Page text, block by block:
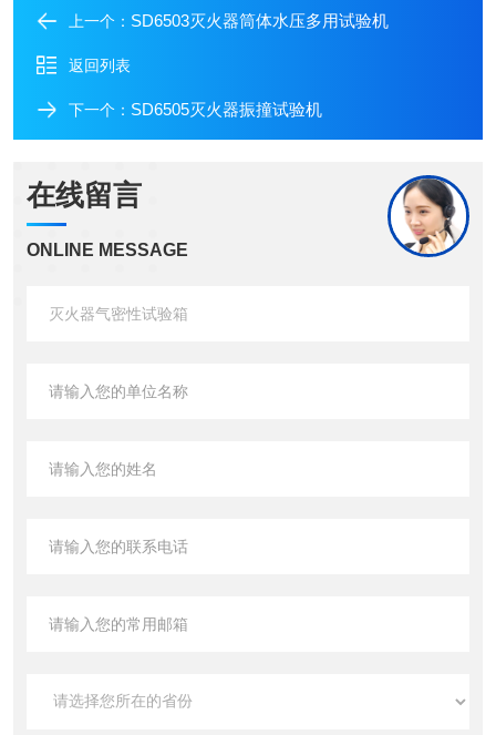
上一个： SD6503灭火器筒体水压多用试验机
返回列表
下一个： SD6505灭火器振撞试验机
在线留言
ONLINE MESSAGE